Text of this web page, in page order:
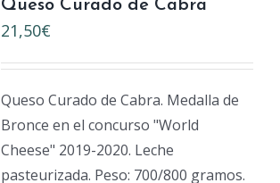
Queso Curado de Cabra
21,50€
Queso Curado de Cabra. Medalla de
Bronce en el concurso "World
Cheese" 2019-2020. Leche
pasteurizada. Peso: 700/800 gramos.